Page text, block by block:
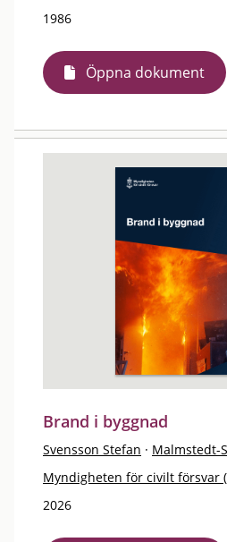
1986
Öppna dokument
Brand i byggnad
Svensson Stefan · Malmstedt-
Myndigheten för civilt försvar
2026